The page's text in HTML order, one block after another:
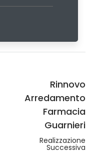
Rinnovo
Arredamento
Farmacia
Guarnieri
Realizzazione
Successiva